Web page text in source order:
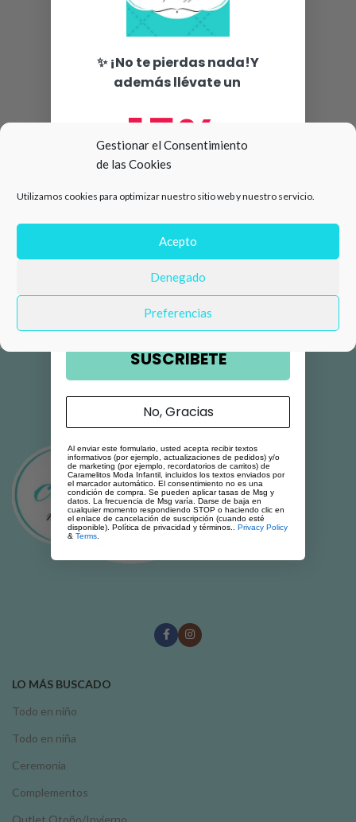
Gestionar el Consentimiento
de las Cookies
Utilizamos cookies para optimizar nuestro sitio web y nuestro servicio.
Acepto
Denegado
Preferencias
LO MÁS BUSCADO
Todo en niño
Todo en niña
Ceremonia
Complementos
Outlet Otoño/Invierno
✨ ¡No te pierdas nada!Y
además llévate un
15%
compra 🛍️
Número de teléfono
Email
SUSCRIBETE
No, Gracias
Al enviar este formulario, usted acepta recibir textos
informativos (por ejemplo, actualizaciones de pedidos) y/o
de marketing (por ejemplo, recordatorios de carritos) de
Caramelitos Moda Infantil, incluidos los textos enviados por
el marcador automático. El consentimiento no es una
condición de compra. Se pueden aplicar tasas de Msg y
datos. La frecuencia de Msg varía. Darse de baja en
cualquier momento respondiendo STOP o haciendo clic en
el enlace de cancelación de suscripción (cuando esté
disponible). Política de privacidad y términos.. Privacy Policy
& Terms